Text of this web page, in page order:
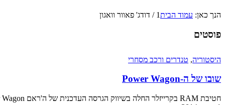
הנך כאן: עמוד הבית1
/ דודג' פאוור וואגון
פוסטים
היסטוריה, טנדרים ורכב מסחרי
שובו של ה-Power Wagon
חטיבת RAM בקרייזלר החלה בשיווק הגרסה העדכנית של ה'ראם Power Wagon' –מהדורה קשוחה עם שם מחייב